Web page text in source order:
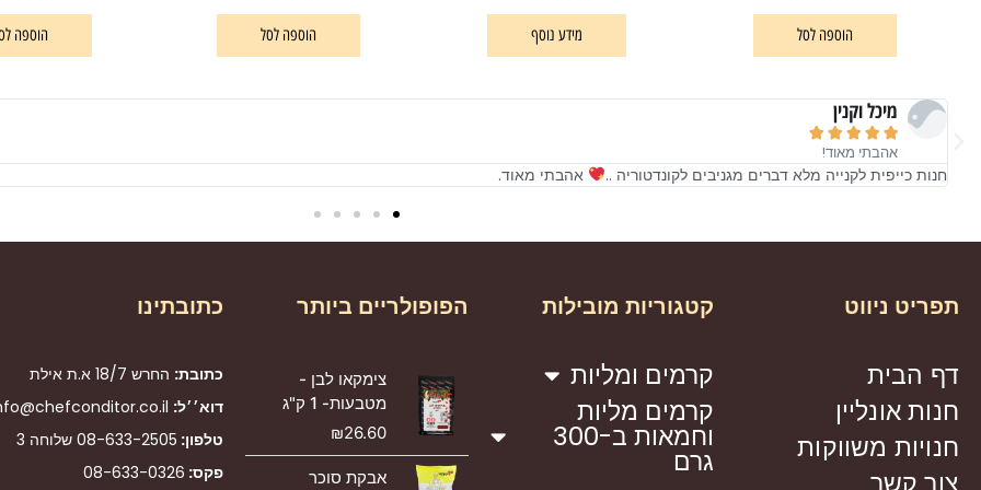
הוספה לסל מידע נוסף הוספה לסל הוספה
מיכל וקנין





אהבתי מאוד!
חנות כייפית לקנייה מלא דברים מגניבים לקונדטוריה .. אהבתי מאוד.
תפריט ניווט
דף הבית
חנות אונליין
חנויות משווקות
קטגוריות מובילות
קרמים ומליות
קרמים מליות
וחמאות ב-300
גרם
הפופולריים ביותר
צימקאו לבן -
מטבעות- 1 ק"ג
₪26.60
אבקת סוכר
כתובתינו
כתובת: החרש 18/7 א.ת אילת
דוא׳׳ל:
טלפון: 08-633-2505 שלוחה 3
פקס: 08-633-0326